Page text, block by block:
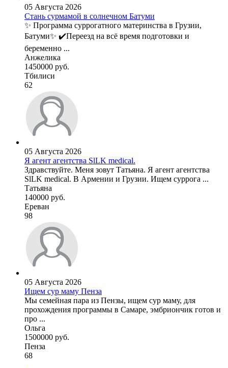
05 Августа 2026
Стань сурмамой в солнечном Батуми
✨ Программа суррогатного материнства в Грузии,
Батуми✨ ✔️Переезд на всё время подготовки и
беременно ...
Анжелика
1450000 руб.
Тбилиси
62
05 Августа 2026
Я агент агентства SlLK medical.
Здравствуйте. Меня зовут Татьяна. Я агент агентства
SlLK medical. В Армении и Грузии. Ищем суррога ...
Татьяна
140000 руб.
Ереван
98
05 Августа 2026
Ищем сур маму Пенза
Мы семейная пара из Пензы, ищем сур маму, для
прохождения программы в Самаре, эмбриончик готов и
про ...
Ольга
1500000 руб.
Пенза
68